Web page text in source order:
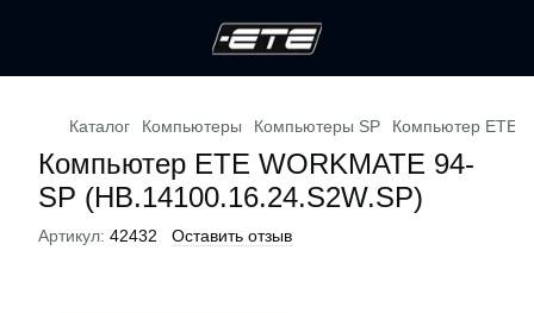
Каталог Компьютеры Компьютеры SP Компьютер ETE
Компьютер ETE WORKMATE 94-
SP (HB.14100.16.24.S2W.SP)
Артикул: 42432 Оставить отзыв